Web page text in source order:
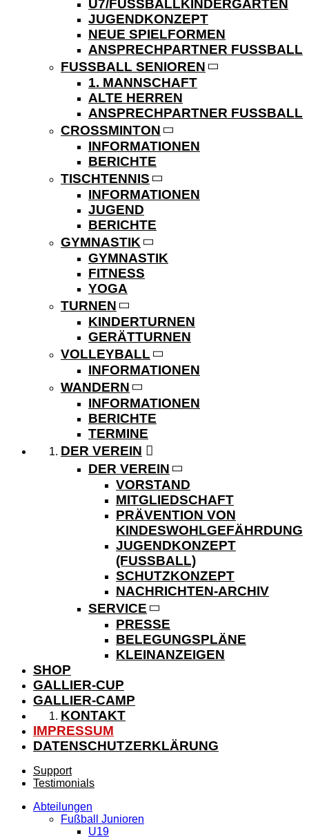
U7/FUSSBALLKINDERGARTEN
JUGENDKONZEPT
NEUE SPIELFORMEN
ANSPRECHPARTNER FUSSBALL
FUSSBALL SENIOREN
1. MANNSCHAFT
ALTE HERREN
ANSPRECHPARTNER FUSSBALL
CROSSMINTON
INFORMATIONEN
BERICHTE
TISCHTENNIS
INFORMATIONEN
JUGEND
BERICHTE
GYMNASTIK
GYMNASTIK
FITNESS
YOGA
TURNEN
KINDERTURNEN
GERÄTTURNEN
VOLLEYBALL
INFORMATIONEN
WANDERN
INFORMATIONEN
BERICHTE
TERMINE
DER VEREIN
DER VEREIN
VORSTAND
MITGLIEDSCHAFT
PRÄVENTION VON
KINDESWOHLGEFÄHRDUNG
JUGENDKONZEPT
(FUSSBALL)
SCHUTZKONZEPT
NACHRICHTEN-ARCHIV
SERVICE
PRESSE
BELEGUNGSPLÄNE
KLEINANZEIGEN
SHOP
GALLIER-CUP
GALLIER-CAMP
KONTAKT
IMPRESSUM
DATENSCHUTZERKLÄRUNG
Support
Testimonials
Abteilungen
Fußball Junioren
U19